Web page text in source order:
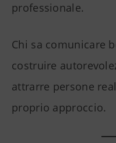
professionale.
Chi sa comunicare
costruire
attrarre persone
proprio approccio.